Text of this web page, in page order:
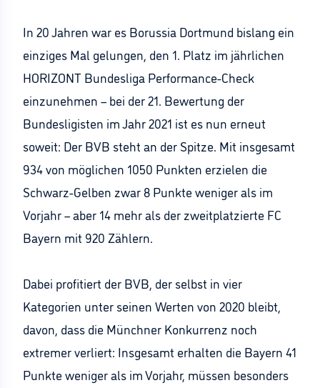
In 20 Jahren war es Borussia Dortmund bislang ein
einziges Mal gelungen, den 1. Platz im jährlichen
HORIZONT Bundesliga Performance-Check
einzunehmen – bei der 21. Bewertung der
Bundesligisten im Jahr 2021 ist es nun erneut
soweit: Der BVB steht an der Spitze. Mit insgesamt
934 von möglichen 1050 Punkten erzielen die
Schwarz-Gelben zwar 8 Punkte weniger als im
Vorjahr – aber 14 mehr als der zweitplatzierte FC
Bayern mit 920 Zählern.
Dabei profitiert der BVB, der selbst in vier
Kategorien unter seinen Werten von 2020 bleibt,
davon, dass die Münchner Konkurrenz noch
extremer verliert: Insgesamt erhalten die Bayern 41
Punkte weniger als im Vorjahr, müssen besonders